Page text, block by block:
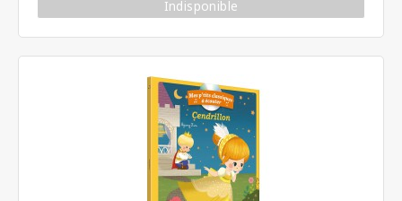
Indisponible